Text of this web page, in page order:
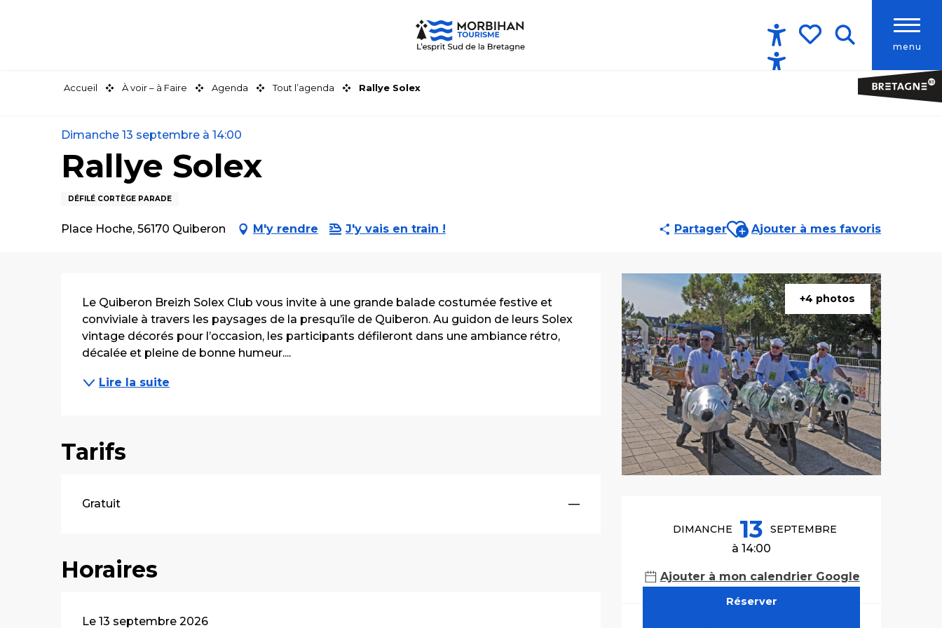
menu
Accessibilité
Accueil À voir – à Faire Agenda Tout l’agenda Rallye Solex
Dimanche 13 septembre à 14:00
Rallye Solex
DÉFILÉ CORTÈGE PARADE
Place Hoche, 56170 Quiberon M'y rendre J'y vais en train ! PartagerAjouter aux favoris
Ajouter à mes favoris
+4 photos
Ouverture et
DIMANCHE 13 SEPTEMBRE
à 14:00
Ajouter à mon calendrier Google
Réserver
Description
Le Quiberon Breizh Solex Club vous invite à une grande balade costumée festive et
conviviale à travers les paysages de la presqu’île de Quiberon. Au guidon de leurs Solex
vintage décorés pour l’occasion, les participants défileront dans une ambiance rétro,
décalée et pleine de bonne humeur....
Lire la suite
Tarifs
Gratuit —
Horaires
Le 13 septembre 2026